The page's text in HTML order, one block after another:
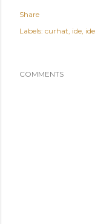
Share
Labels: curhat ide
COMMENTS